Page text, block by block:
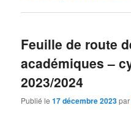
Feuille de route
académiques –
2023/2024
Publié le17 décembre 2023